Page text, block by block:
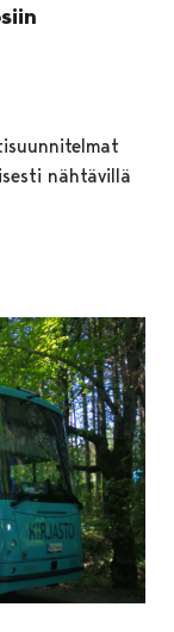
nähtävillä